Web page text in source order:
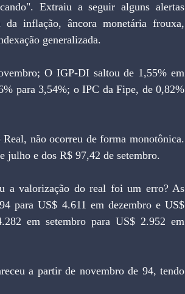
Extraiu a seguir alguns alertas
da inflação, âncora monetária frouxa,
generalizada.
para 3,54%; o IPC da Fipe, de 0,82%
julho e dos R$ 97,42 de setembro.
para US$ 4.611 em dezembro e US$
em setembro para US$ 2.952 em